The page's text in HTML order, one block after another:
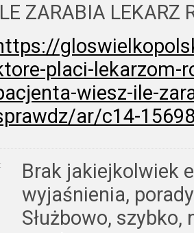
ZARABIA LEKARZ
placi-lekarzom-
wiesz-ile-
ar/c14-
Brak jakiejkolwiek
wyjaśnienia, porady
Służbowo,